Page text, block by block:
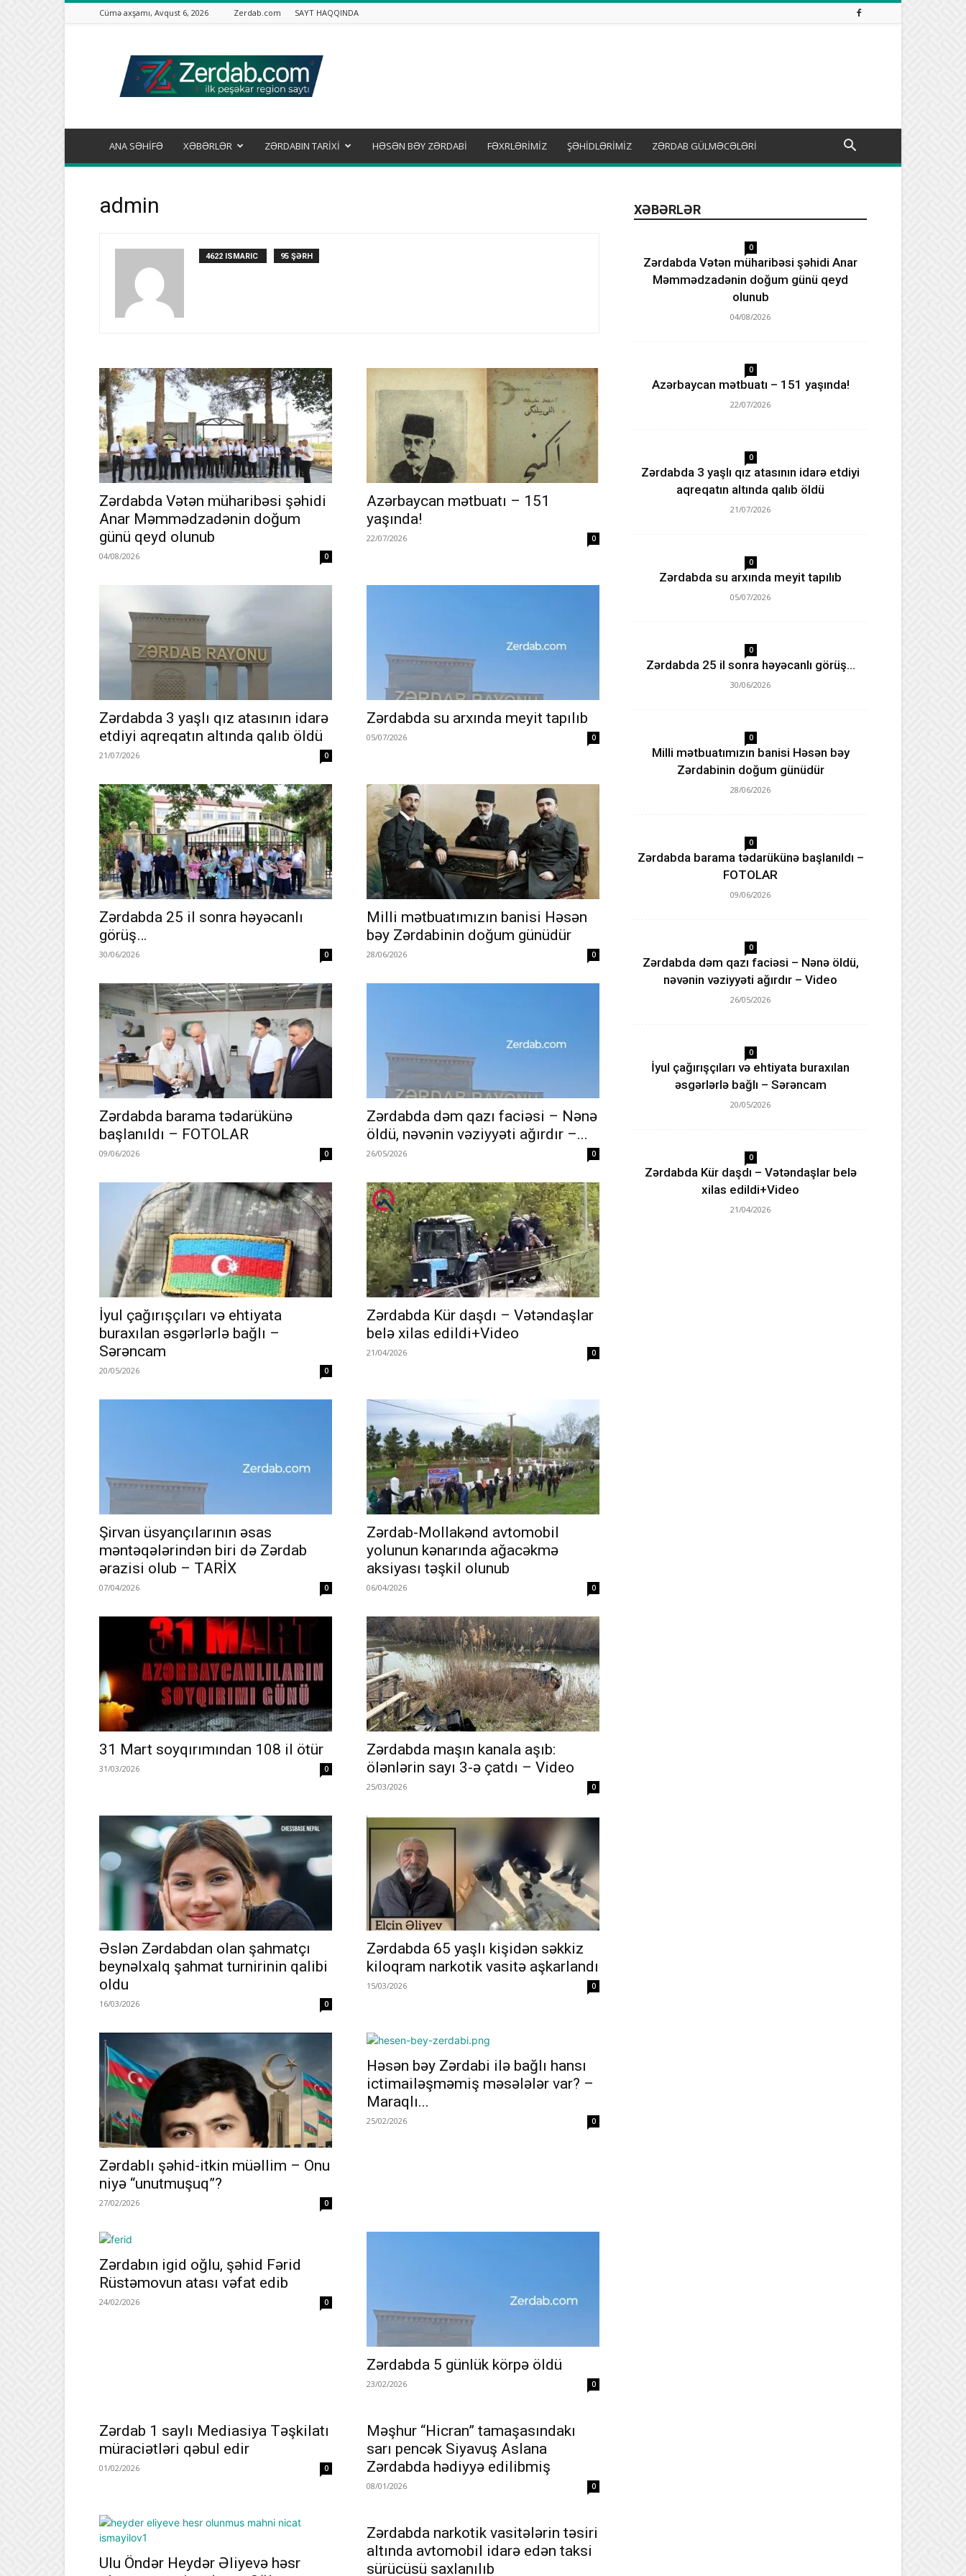
Cümə axşamı, Avqust 6, 2026 Zerdab.com SAYT HAQQINDA
ANA SƏHİFƏ XƏBƏRLƏR ZƏRDABIN TARİXİ HƏSƏN BƏY ZƏRDABİ FƏXRLƏRİMİZ ŞƏHİDLƏRİMİZ ZƏRDAB GÜLMƏCƏLƏRİ
admin
4622 ISMARIC 95 ŞƏRH
Zərdabda Vətən müharibəsi şəhidi
Anar Məmmədzadənin doğum
günü qeyd olunub
04/08/2026 0
Azərbaycan mətbuatı – 151
yaşında!
22/07/2026 0
Zərdabda 3 yaşlı qız atasının idarə
etdiyi aqreqatın altında qalıb öldü
21/07/2026 0
Zərdabda su arxında meyit tapılıb
05/07/2026 0
Zərdabda 25 il sonra həyəcanlı
görüş…
30/06/2026 0
Milli mətbuatımızın banisi Həsən
bəy Zərdabinin doğum günüdür
28/06/2026 0
Zərdabda barama tədarükünə
başlanıldı – FOTOLAR
09/06/2026 0
Zərdabda dəm qazı faciəsi – Nənə
öldü, nəvənin vəziyyəti ağırdır –...
26/05/2026 0
İyul çağırışçıları və ehtiyata
buraxılan əsgərlərlə bağlı –
Sərəncam
20/05/2026 0
Zərdabda Kür daşdı – Vətəndaşlar
belə xilas edildi+Video
21/04/2026 0
Şirvan üsyançılarının əsas
məntəqələrindən biri də Zərdab
ərazisi olub – TARİX
07/04/2026 0
Zərdab-Mollakənd avtomobil
yolunun kənarında ağacəkmə
aksiyası təşkil olunub
06/04/2026 0
31 Mart soyqırımından 108 il ötür
31/03/2026 0
Zərdabda maşın kanala aşıb:
ölənlərin sayı 3-ə çatdı – Video
25/03/2026 0
Əslən Zərdabdan olan şahmatçı
beynəlxalq şahmat turnirinin qalibi
oldu
16/03/2026 0
Zərdabda 65 yaşlı kişidən səkkiz
kiloqram narkotik vasitə aşkarlandı
15/03/2026 0
Zərdablı şəhid-itkin müəllim – Onu
niyə “unutmuşuq”?
27/02/2026 0
Həsən bəy Zərdabi ilə bağlı hansı
ictimailəşməmiş məsələlər var? –
Maraqlı...
25/02/2026 0
Zərdabın igid oğlu, şəhid Fərid
Rüstəmovun atası vəfat edib
24/02/2026 0
Zərdabda 5 günlük körpə öldü
23/02/2026 0
Zərdab 1 saylı Mediasiya Təşkilatı
müraciətləri qəbul edir
01/02/2026 0
Məşhur “Hicran” tamaşasındakı
sarı pencək Siyavuş Aslana
Zərdabda hədiyyə edilibmiş
08/01/2026 0
Ulu Öndər Heydər Əliyevə həsr
Zərdabda narkotik vasitələrin təsiri
altında avtomobil idarə edən taksi
sürücüsü saxlanılıb
XƏBƏRLƏR
0
Zərdabda Vətən müharibəsi şəhidi Anar
Məmmədzadənin doğum günü qeyd
olunub
04/08/2026
0
Azərbaycan mətbuatı – 151 yaşında!
22/07/2026
0
Zərdabda 3 yaşlı qız atasının idarə etdiyi
aqreqatın altında qalıb öldü
21/07/2026
0
Zərdabda su arxında meyit tapılıb
05/07/2026
0
Zərdabda 25 il sonra həyəcanlı görüş…
30/06/2026
0
Milli mətbuatımızın banisi Həsən bəy
Zərdabinin doğum günüdür
28/06/2026
0
Zərdabda barama tədarükünə başlanıldı –
FOTOLAR
09/06/2026
0
Zərdabda dəm qazı faciəsi – Nənə öldü,
nəvənin vəziyyəti ağırdır – Video
26/05/2026
0
İyul çağırışçıları və ehtiyata buraxılan
əsgərlərlə bağlı – Sərəncam
20/05/2026
0
Zərdabda Kür daşdı – Vətəndaşlar belə
xilas edildi+Video
21/04/2026